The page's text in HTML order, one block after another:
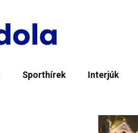
Sporthírek Interjúk